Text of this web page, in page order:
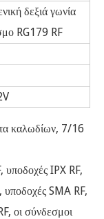
δεξιά γωνία
RG179 RF
καλωδίων, 7/16
υποδοχές IPX RF,
υποδοχές SMA RF,
οι σύνδεσμοι